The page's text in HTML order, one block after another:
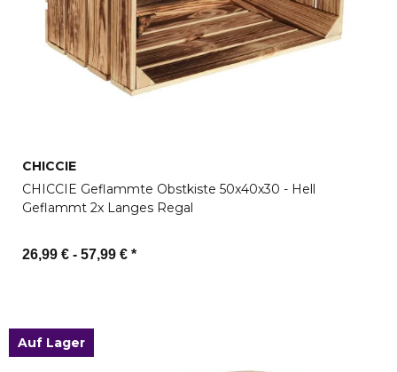
CHICCIE
CHICCIE Geflammte Obstkiste 50x40x30 - Hell
Geflammt 2x Langes Regal
26,99 € - 57,99 € *
Auf Lager